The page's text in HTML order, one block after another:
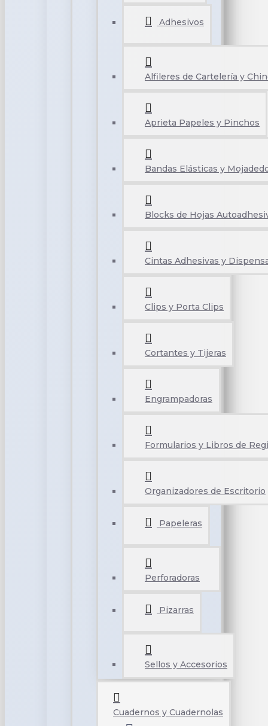
Adhesivos
Alfileres de Cartelería y
Aprieta Papeles y Pinchos
Bandas Elásticas y
Blocks de Hojas
Cintas Adhesivas y
Clips y Porta Clips
Cortantes y Tijeras
Engrampadoras
Formularios y Libros de
Organizadores de Escritorio
Papeleras
Perforadoras
Pizarras
Sellos y Accesorios
Cuadernos y Cuadernolas